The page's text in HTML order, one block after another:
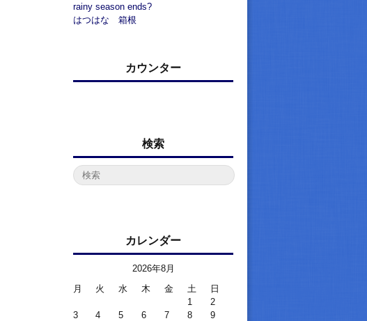
rainy season ends?
はつはな 箱根
カウンター
検索
カレンダー
2026年8月
月
火 水 木 金 土 日
1
2
3
4 5 6 7 8
9